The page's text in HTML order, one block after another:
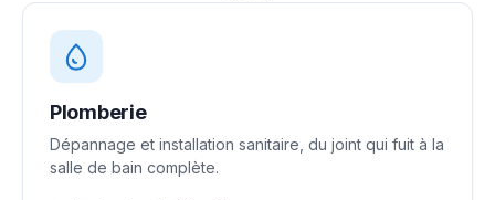
Plomberie
Dépannage et installation sanitaire, du joint qui fuit à la
salle de bain complète.